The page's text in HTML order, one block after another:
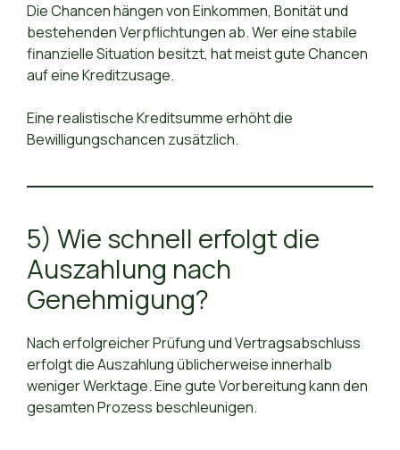
Die Chancen hängen von Einkommen, Bonität und
bestehenden Verpflichtungen ab. Wer eine stabile
finanzielle Situation besitzt, hat meist gute Chancen
auf eine Kreditzusage.
Eine realistische Kreditsumme erhöht die
Bewilligungschancen zusätzlich.
5) Wie schnell erfolgt die
Auszahlung nach
Genehmigung?
Nach erfolgreicher Prüfung und Vertragsabschluss
erfolgt die Auszahlung üblicherweise innerhalb
weniger Werktage. Eine gute Vorbereitung kann den
gesamten Prozess beschleunigen.